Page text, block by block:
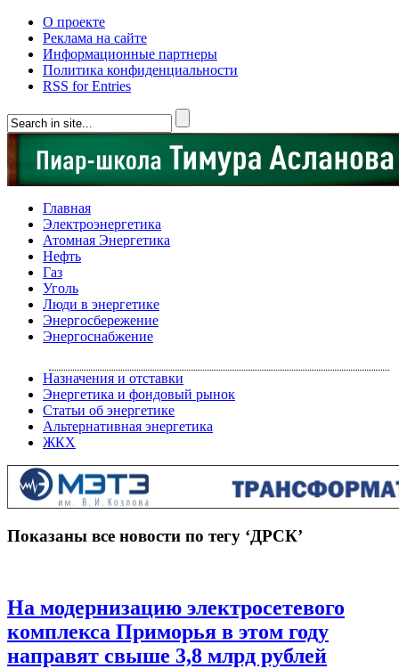
О проекте
Реклама на сайте
Информационные партнеры
Политика конфиденциальности
RSS for Entries
Главная
Электроэнергетика
Атомная Энергетика
Нефть
Газ
Уголь
Люди в энергетике
Энергосбережение
Энергоснабжение
Назначения и отставки
Энергетика и фондовый рынок
Статьи об энергетике
Альтернативная энергетика
ЖКХ
Показаны все новости по тегу ‘ДРСК’
На модернизацию электросетевого
комплекса Приморья в этом году
направят свыше 3,8 млрд рублей